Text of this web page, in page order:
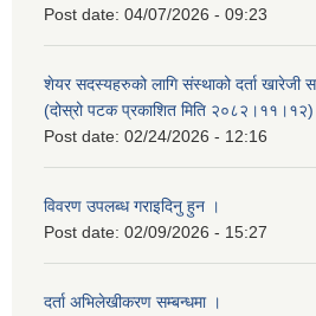
Post date: 04/07/2026 - 09:23
शेयर सदस्यहरुको लागि संस्थाको दर्ता खारेजी
(दोस्रो पटक प्रकाशित मिति २०८२।११।१२)
Post date: 02/24/2026 - 12:16
विवरण उपलब्ध गराइदिनु हुन ।
Post date: 02/09/2026 - 15:27
दर्ता अभिलेखीकरण सम्बन्धमा ।